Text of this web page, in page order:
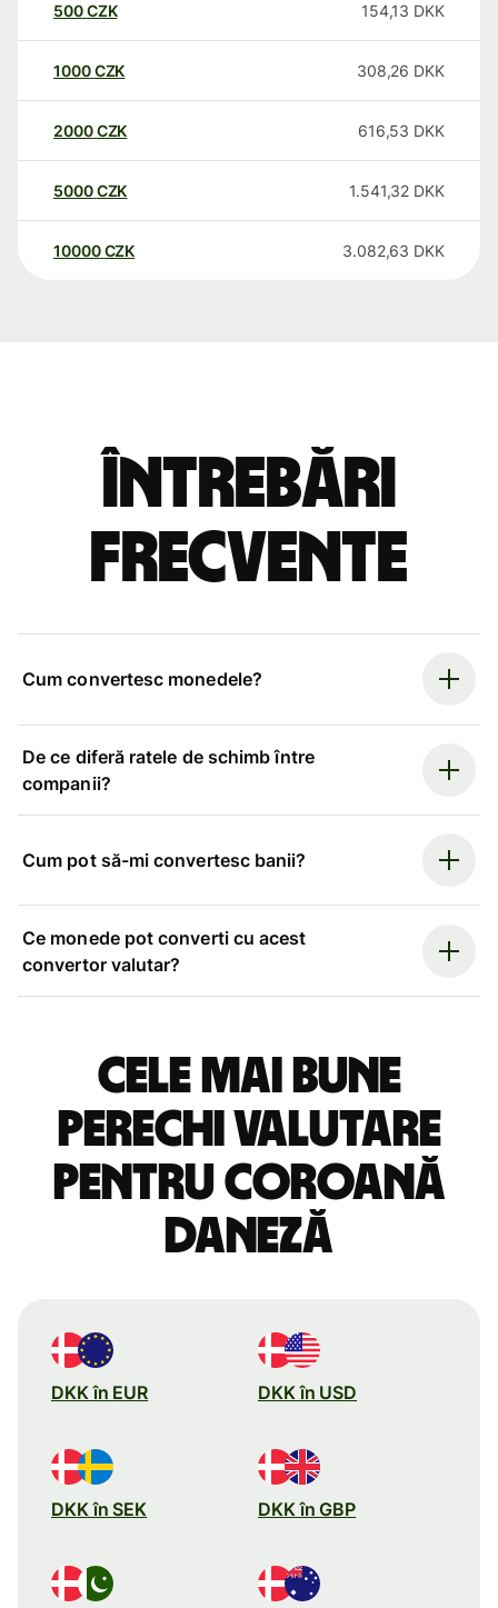
500CZK 154,13 DKK
1000CZK 308,26 DKK
2000CZK 616,53 DKK
5000CZK 1.541,32 DKK
10000 CZK 3.082,63 DKK
Întrebări
frecvente
Cum convertesc monedele?
De ce diferă ratele de schimb între
companii?
Cum pot să-mi convertesc banii?
Ce monede pot converti cu acest
convertor valutar?
Cele mai bune
perechi valutare
pentru coroană
daneză
DKK în EUR DKK în USD
DKK în SEK DKK în GBP